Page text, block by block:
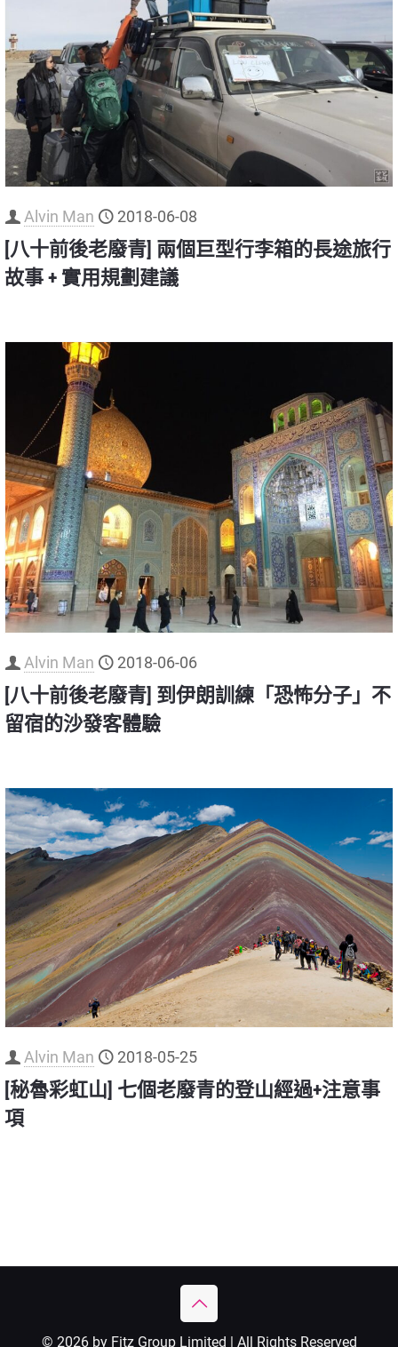
Alvin Man 2018-06-08
[八十前後老廢青] 兩個巨型行李箱的長途旅行
故事 + 實用規劃建議
Alvin Man 2018-06-06
[八十前後老廢青] 到伊朗訓練「恐怖分子」不
留宿的沙發客體驗
Alvin Man 2018-05-25
[秘魯彩虹山] 七個老廢青的登山經過+注意事
項
© 2026 by Fitz Group Limited | All Rights Reserved